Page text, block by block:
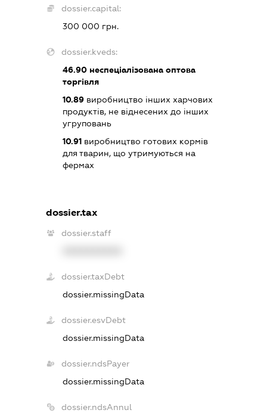
dossier.capital:
300 000 грн.
dossier.kveds:
46.90 неспеціалізована оптова
торгівля
10.89 виробництво інших харчових
продуктів, не віднесених до інших
угруповань
10.91 виробництво готових кормів
для тварин, що утримуються на
фермах
dossier.tax
dossier.staff
dossier.taxDebt
dossier.missingData
dossier.esvDebt
dossier.missingData
dossier.ndsPayer
dossier.missingData
dossier.ndsAnnul